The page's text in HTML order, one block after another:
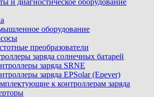
оборудование
преобразователи
заряда солнечных батарей
заряда SRNE
заряда EPSolar (Epever)
к контроллерам заряда